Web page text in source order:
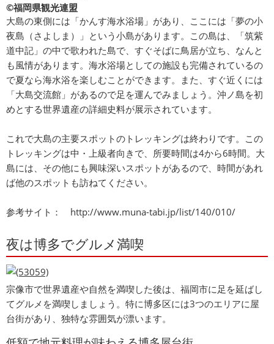
©福岡県観光連盟
大島の東側には「かんす海水浴場」があり、ここには「夢の小
夜島（さよしま）」という小島があります。この島は、「筑紫
道中記」の中で歌われた島で、すぐそばに鳥居が立ち、なんと
も風情があります。海水浴場としての施設も完備されているの
で夏なら海水浴を楽しむことができます。また、すぐ近くには
「大島交流館」があるので足を運んでみましょう。沖ノ島を初
めとする世界遺産の詳細史料が展示されています。
これで大島の主要スポットのトレッキングは終わりです。この
トレッキングは中・上級者向きで、所要時間は4から6時間。大
島には、その他にも興味深いスポットがあるので、時間があれ
ば他のスポットも訪ねてください。
参考サイト： http://www.muna-tabi.jp/list/140/010/
夜は博多でグルメ満喫
宗像市で世界遺産や自然を満喫した後は、福岡市に足を延ばし
てグルメを満喫しましょう。特に博多区には3つのエリアに屋
台街があり、独特な雰囲気が漂います。